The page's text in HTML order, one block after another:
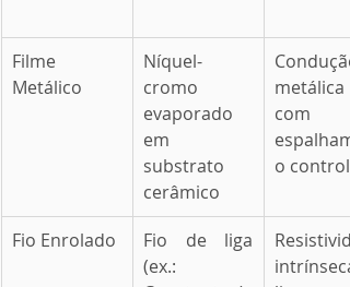
Filme
Metálico
Níquel-
cromo
evaporado
em
substrato
cerâmico
Condução
metálica
com
o
Fio Enrolado
Fio de liga
(ex.: